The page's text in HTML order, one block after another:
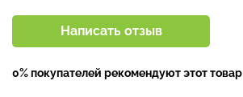
Написать отзыв
0% покупателей рекомендуют этот товар